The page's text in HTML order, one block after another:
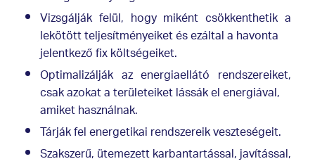
Vizsgálják felül, hogy miként csökkenthetik a
lekötött teljesítményeiket és ezáltal a havonta
jelentkező fix költségeiket.
Optimalizálják az energiaellátó rendszereiket,
csak azokat a területeiket lássák el energiával,
amiket használnak.
Tárják fel energetikai rendszereik veszteségeit.
Szakszerű, ütemezett karbantartással, javítással,